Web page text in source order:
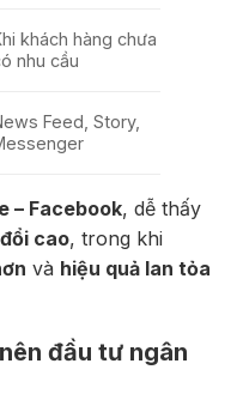
khách hàng chưa
nhu cầu
Feed, Story,
– Facebook, dễ thấy
cao, trong khi
và hiệu quả lan tỏa
đầu tư ngân